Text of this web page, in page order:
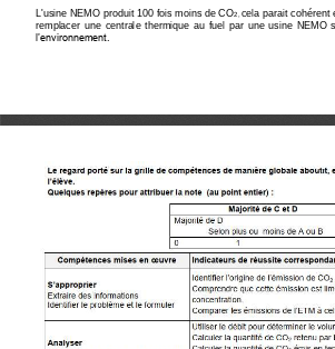
L'usine NEMO produit 100 fois moins de CO2, cela parait cohérent
remplacer  une  centrale  thermique  au  fuel  par  une  usine  NEMO
l’environnement.